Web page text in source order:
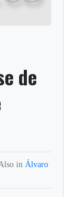
de
in Álvaro